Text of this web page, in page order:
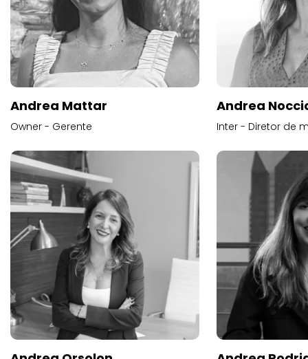
Andrea Mattar
Owner - Gerente
Andrea
Inter - Diretor de